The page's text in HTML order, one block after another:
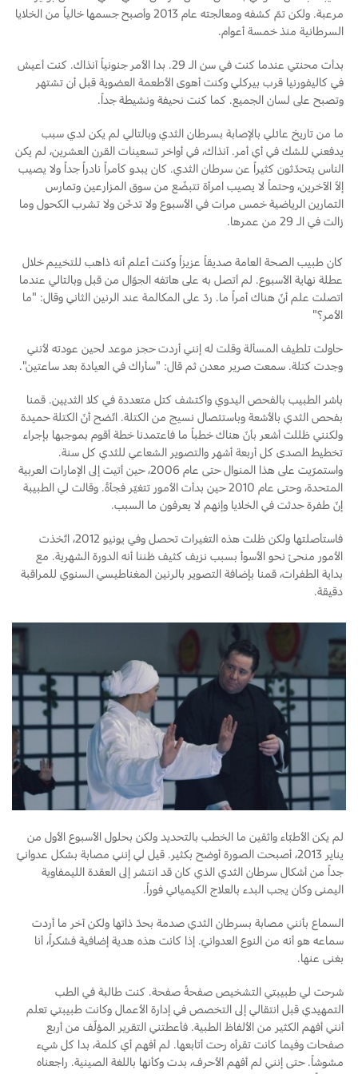
السعودية‬
الامارات
المتحدة
اليمن
Ford Protect لمحة عامة عن
باقة الخدمة
باقة العناية الفائقة
دعم المزامنة
تقنية 4 SYNC
قطع غيار فورد الأصلية
موتوركرافت
قطع مقلدة
اتصل بنا
البحث عن الوكيل
الأسئلة الشائعة
مرعبة. ولكن تمّ كشفه ومعالجته عام 2013 وأصبح جسمها خالياً من الخلايا
السرطانية منذ خمسة أعوام.
بدأت محنتي عندما كنت في سن الـ 29. بدا الأمر جنونياً آنذاك. كنت أعيش
في كاليفورنيا قرب بيركلي وكنت أهوى الأطعمة العضوية قبل أن تشتهر
وتصبح على لسان الجميع. كما كنت نحيفة ونشيطة جداً.
ما من تاريخ عائلي بالإصابة بسرطان الثدي وبالتالي لم يكن لدي سبب
يدفعني للشك في أي أمر. آنذاك، في أواخر تسعينات القرن العشرين، لم يكن
الناس يتحدّثون كثيراً عن سرطان الثدي. كان يبدو كأمراً نادراً جداً ولا يصيب
إلاّ الآخرين، وحتماً لا يصيب امرأة تتبضّع من سوق المزارعين وتمارس
التمارين الرياضية خمس مرات في الأسبوع ولا تدخّن ولا تشرب الكحول وما
زالت في الـ 29 من عمرها.
كان طبيب الصحة العامة صديقاً عزيزاً وكنت أعلم أنه ذاهب للتخييم خلال
عطلة نهاية الأسبوع. لم أتصل به على هاتفه الجوّال من قبل وبالتالي عندما
اتصلت علم أنّ هناك أمراً ما. ردّ على المكالمة عند الرنين الثاني وقال: "ما
الأمر؟"
حاولت تلطيف المسألة وقلت له إنني أردت حجز موعد لحين عودته لأنني
وجدت كتلة. سمعت صرير معدن ثم قال: "سأراك في العيادة بعد ساعتين".
باشر الطبيب بالفحص اليدوي واكتشف كتل متعددة في كلا الثديين. قمنا
بفحص الثدي بالأشعة وباستئصال نسيج من الكتلة. اتّضح أنّ الكتلة حميدة
ولكنني ظللت أشعر بأنّ هناك خطباً ما فاعتمدنا خطة أقوم بموجبها بإجراء
تخطيط الصدى كل أربعة أشهر والتصوير الشعاعي للثدي كل سنة.
واستمرّيت على هذا المنوال حتى عام 2006، حين أتيت إلى الإمارات العربية
المتحدة، وحتى عام 2010 حين بدأت الأمور تتغيّر فجأةً. وقالت لي الطبيبة
إنّ طفرة حدثت في الخلايا وإنهم لا يعرفون ما السبب.
فاستأصلتها ولكن ظلت هذه التغيرات تحصل وفي يونيو 2012، اتّخذت
الأمور منحىً نحو الأسوأ بسبب نزيف كثيف ظننا أنه الدورة الشهرية. مع
بداية الطفرات، قمنا بإضافة التصوير بالرنين المغناطيسي السنوي للمراقبة
دقيقة.
لم يكن الأطبّاء واثقين ما الخطب بالتحديد ولكن بحلول الأسبوع الأول من
يناير 2013، أصبحت الصورة أوضح بكثير. قيل لي إنني مصابة بشكل عدوانيّ
جداً من أشكال سرطان الثدي الذي كان قد انتشر إلى العقدة الليمفاوية
اليمنى وكان يجب البدء بالعلاج الكيميائي فوراً.
السماع بأنني مصابة بسرطان الثدي صدمة بحدّ ذاتها ولكن آخر ما أردت
سماعه هو أنه من النوع العدوانيّ. إذا كانت هذه هدية إضافية فشكراً، أنا
بغنى عنها.
شرحت لي طبيبتي التشخيص صفحةً صفحة. كنت طالبة في الطب
التمهيدي قبل انتقالي إلى التخصص في إدارة الأعمال وكانت طبيبتي تعلم
أنني أفهم الكثير من الألفاظ الطبية. فأعطتني التقرير المؤلّف من أربع
صفحات وفيما كانت تقرأه رحت أتابعها. لم أفهم أي كلمة، بدا كل شيء
مشوشاً. حتى إنني لم أفهم الأحرف، بدت وكأنها باللغة الصينية. راجعناه